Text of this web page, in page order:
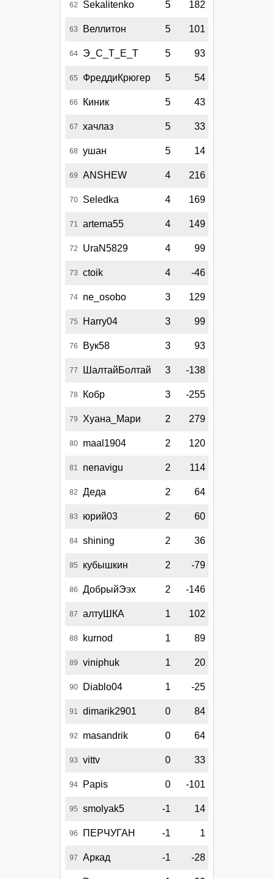
62 Sekalitenko 5 182
63 Веллитон 5 101
64 Э_С_Т_Е_Т 5 93
65 ФреддиКрюгер 5 54
66 Киник 5 43
67 хачлаз 5 33
68 ушан 5 14
69 ANSHEW 4 216
70 Seledka 4 169
71 artema55 4 149
72 UraN5829 4 99
73 ctoik 4 -46
74 ne_osobo 3 129
75 Harry04 3 99
76 Вук58 3 93
77 ШалтайБолтай 3 -138
78 Кобр 3 -255
79 Хуана_Мари 2 279
80 maal1904 2 120
81 nenavigu 2 114
82 Деда 2 64
83 юрий03 2 60
84 shining 2 36
85 кубышкин 2 -79
86 ДобрыйЭэх 2 -146
87 алтуШКА 1 102
88 kurnod 1 89
89 viniphuk 1 20
90 Diablo04 1 -25
91 dimarik2901 0 84
92 masandrik 0 64
93 vittv 0 33
94 Papis 0 -101
95 smolyak5 -1 14
96 ПЕРЧУГАН -1 1
97 Аркад -1 -28